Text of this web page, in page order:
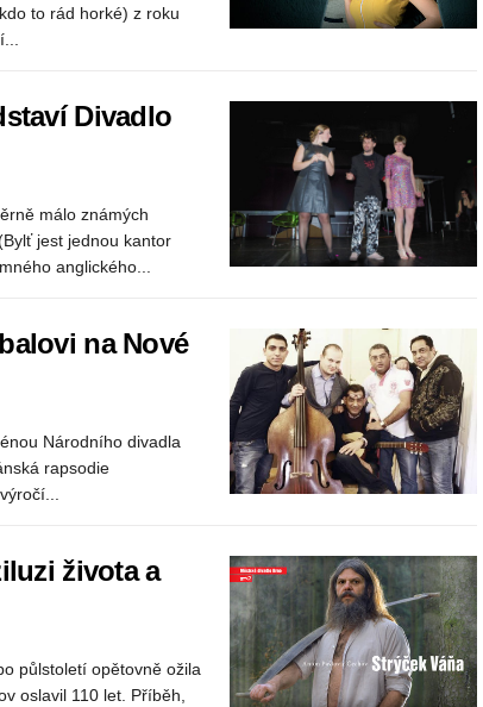
to rád horké) z roku
Divadlo
málo známých
jest jednou kantor
anglického...
na Nové
Národního divadla
rapsodie
života a
půlstoletí opětovně ožila
oslavil 110 let. Příběh,